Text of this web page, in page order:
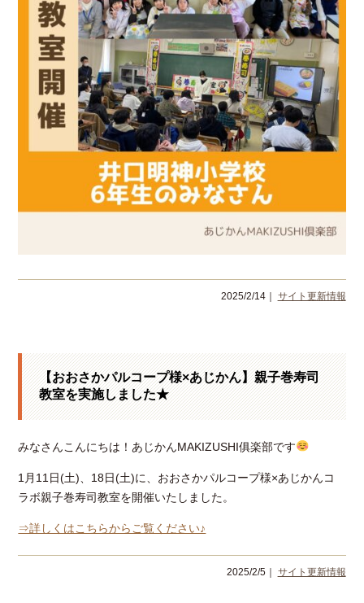
2025/2/14｜ サイト更新情報
【おおさかパルコープ様×あじかん】親子巻寿司
教室を実施しました★
みなさんこんにちは！あじかんMAKIZUSHI俱楽部です
1月11日(土)、18日(土)に、おおさかパルコープ様×あじかんコ
ラボ親子巻寿司教室を開催いたしました。
⇒詳しくはこちらからご覧ください♪
2025/2/5｜ サイト更新情報